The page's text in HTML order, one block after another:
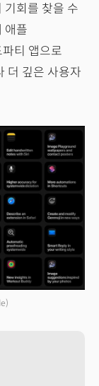
기회를 찾을 수
애플
티 앱으로
더 깊은 사용자